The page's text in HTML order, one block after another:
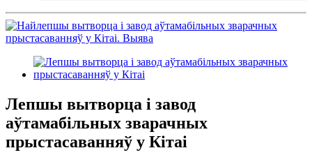
Лепшы вытворца і завод
аўтамабільных зварачных
прыстасаванняў у Кітаі